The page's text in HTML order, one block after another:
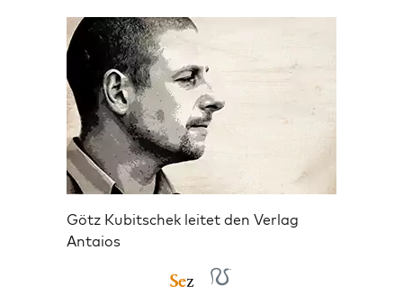
Götz Kubitschek leitet den Verlag
Antaios